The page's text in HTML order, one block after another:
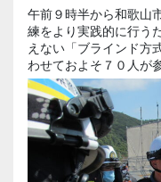
午前９時半から和歌山
練をより実践的に行う
えない「ブラインド方
わせておよそ７０人が